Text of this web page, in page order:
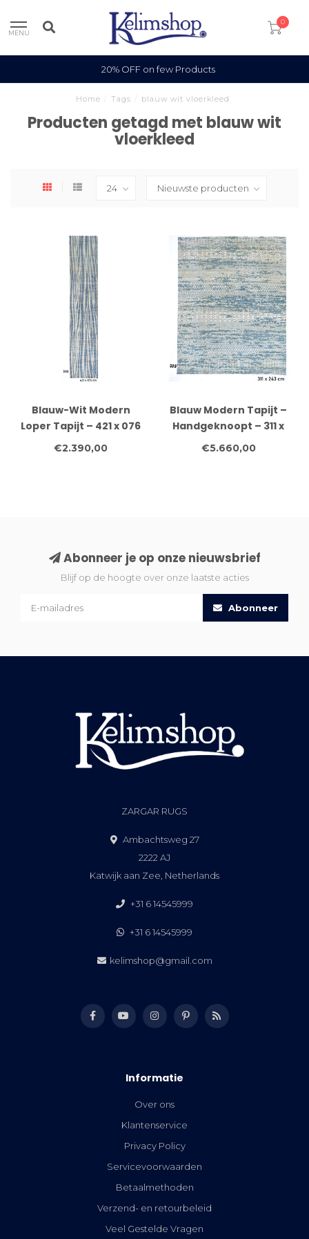
MENU
0
20% OFF on few Products
Home Tags blauw wit vloerkleed
Producten getagd met blauw wit
vloerkleed
Blauw-Wit Modern
Loper Tapijt – 421 x 076
cm – Handgeknoopt
€2.390,00
Blauw Modern Tapijt –
Handgeknoopt – 311 x
243 cm – Wol
€5.660,00
Abonneer je op onze nieuwsbrief
Blijf op de hoogte over onze laatste acties
Abonneer
ZARGAR RUGS
Ambachtsweg 27
2222 AJ
Katwijk aan Zee, Netherlands
+31 6 14545999
+31 6 14545999
kelimshop@gmail.com
Informatie
Over ons
Klantenservice
Privacy Policy
Servicevoorwaarden
Betaalmethoden
Verzend- en retourbeleid
Veel Gestelde Vragen